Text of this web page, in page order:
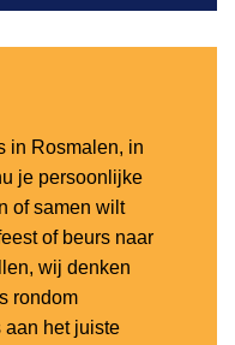
in Rosmalen, in
je persoonlijke
of samen wilt
of beurs naar
wij denken
rondom
aan het juiste